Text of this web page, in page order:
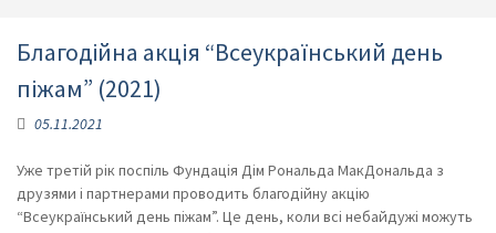
Благодійна акція “Всеукраїнський день
піжам” (2021)
05.11.2021
Уже третій рік поспіль Фундація Дім Рональда МакДональда з
друзями і партнерами проводить благодійну акцію
“Всеукраїнський день піжам”. Це день, коли всі небайдужі можуть